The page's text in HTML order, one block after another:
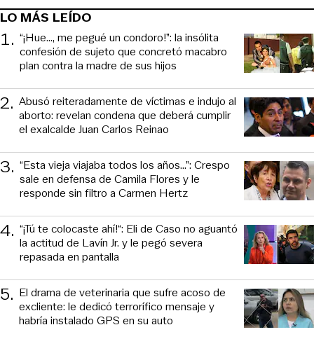
LO MÁS LEÍDO
1. “¡Hue..., me pegué un condoro!”: la insólita
confesión de sujeto que concretó macabro
plan contra la madre de sus hijos
2. Abusó reiteradamente de víctimas e indujo al
aborto: revelan condena que deberá cumplir
el exalcalde Juan Carlos Reinao
3. “Esta vieja viajaba todos los años...”: Crespo
sale en defensa de Camila Flores y le
responde sin filtro a Carmen Hertz
4. “¡Tú te colocaste ahí!“: Eli de Caso no aguantó
la actitud de Lavín Jr. y le pegó severa
repasada en pantalla
5. El drama de veterinaria que sufre acoso de
excliente: le dedicó terrorífico mensaje y
habría instalado GPS en su auto